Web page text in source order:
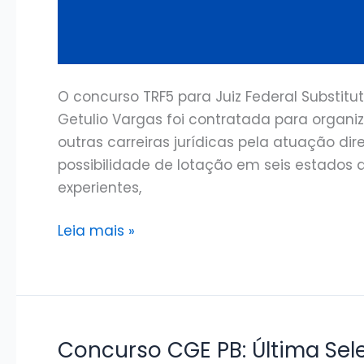
O concurso TRF5 para Juiz Federal
Getulio Vargas foi contratada para
outras carreiras jurídicas pela atuação
possibilidade de lotação em seis estados
experientes,
Concurso
2026:
contratada
Leia mais »
Concurso CGE PB: Última